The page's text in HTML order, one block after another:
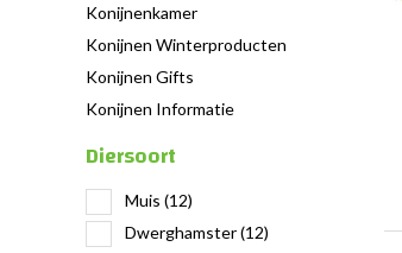
Konijnenkamer
Konijnen Winterproducten
Konijnen Gifts
Konijnen Informatie
Diersoort
Muis (12)
Dwerghamster(12)